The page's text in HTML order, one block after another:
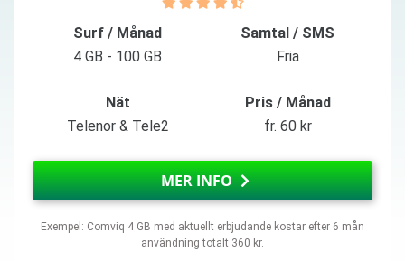
Surf / Månad
4 GB - 100 GB
Samtal / SMS
Fria
Nät
Telenor & Tele2
Pris / Månad
fr. 60 kr
MER INFO
Exempel: Comviq 4 GB med aktuellt erbjudande kostar efter 6 mån
användning totalt 360 kr.